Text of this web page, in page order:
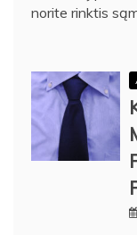
norite rinktis